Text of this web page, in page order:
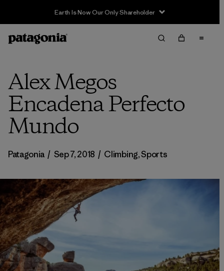
Earth Is Now Our Only Shareholder
Alex Megos
Encadena Perfecto
Mundo
Patagonia / Sep 7, 2018 / Climbing,Sports